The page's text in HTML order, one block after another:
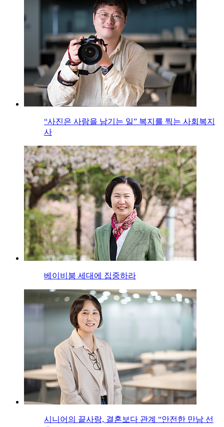
“사진은 사람을 남기는 일” 복지를 찍는 사회복지
사
베이비붐 세대에 집중하라
시니어의 끝사랑, 결혼보다 관계 “안전한 만남 선